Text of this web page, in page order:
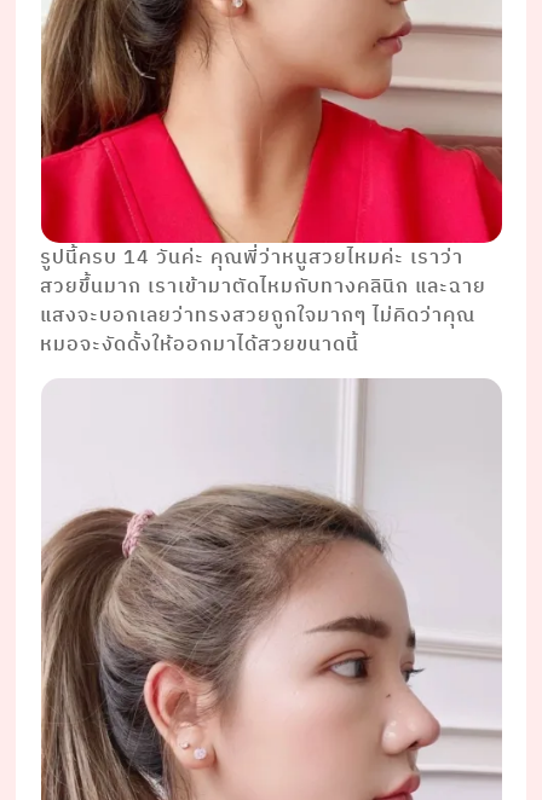
รูปนี้ครบ 14 วันค่ะ คุณพี่ว่าหนูสวยไหมค่ะ เราว่า
สวยขึ้นมาก เราเข้ามาตัดไหมกับทางคลินิก และฉาย
แสงจะบอกเลยว่าทรงสวยถูกใจมากๆ ไม่คิดว่าคุณ
หมอจะงัดดั้งให้ออกมาได้สวยขนาดนี้